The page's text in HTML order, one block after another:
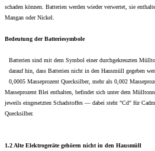
schaden können. Batterien werden wieder verwertet, sie
Mangan oder Nickel.
Bedeutung der Batteriesymbole
Batterien sind mit dem Symbol einer durchgekreuzten
darauf hin, dass Batterien nicht in den Hausmüll gegeben
0,0005 Masseprozent Quecksilber, mehr als 0,002
Masseprozent Blei enthalten, befindet sich unter dem
jeweils eingesetzten Schadstoffes — dabei steht "Cd" für
Quecksilber.
1.2 Alte Elektrogeräte gehören nicht in den Hausmüll